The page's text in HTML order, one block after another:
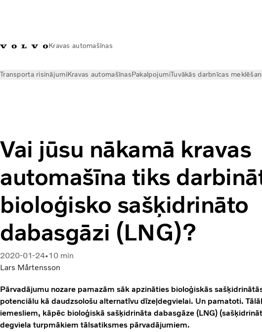
Kravas automašīnas
Transporta risinājumiKravas automašīnasPakalpojumiTuvākās darbnīcas
Vai jūsu nākamā kravas
automašīna tiks
bioloģisko sašķidrināto
dabasgāzi (LNG)?
2020-01-24 10 min
Lars Mårtensson
Pārvadājumu nozare pamazām sāk apzināties bioloģiskās
potenciālu kā daudzsološu alternatīvu dīzeļdegvielai. Un pamatoti.
iemesliem, kāpēc bioloģiskā sašķidrināta dabasgāze (LNG)
degviela turpmākiem tālsatiksmes pārvadājumiem.